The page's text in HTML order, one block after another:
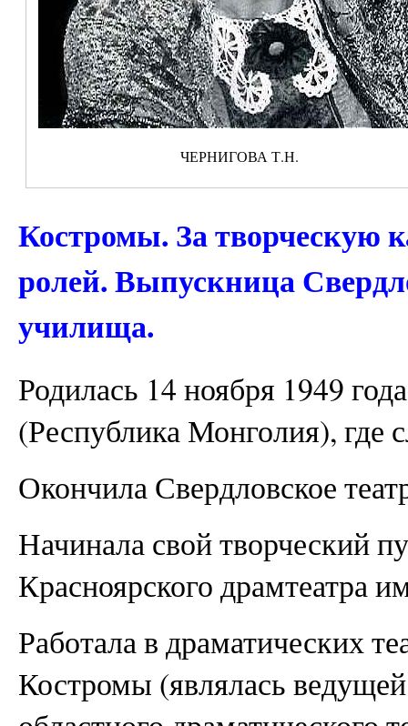
ЧЕРНИГОВА Т.Н.
Костромы. За творческую
ролей. Выпускница
училища.
Родилась 14 ноября 1949
(Республика Монголия), где
Окончила Свердловское
Начинала свой творческий
Красноярского драмтеатра
Работала в драматических
Костромы (являлась